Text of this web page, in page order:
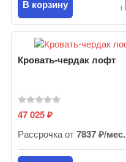
В корзину
Кровать-чердак лофт
47 025₽
Рассрочка от7837 ₽/мес.